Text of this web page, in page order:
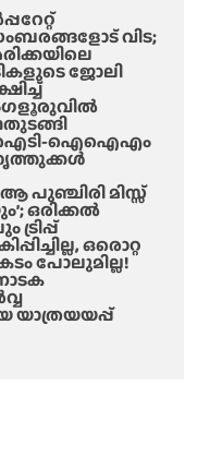
വിട;
ജോലി
ഐഐഎം
ആ പുഞ്ചിരി മിസ്സ്
ഒരിക്കൽ
ഒരൊറ്റ
പോലുമില്ല!
യാത്രയയപ്പ്